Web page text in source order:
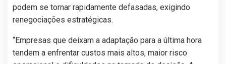
podem se tornar rapidamente defasadas, exigindo
renegociações estratégicas.
“Empresas que deixam a adaptação para a última hora
tendem a enfrentar custos mais altos, maior risco